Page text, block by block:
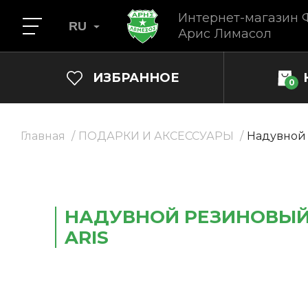
Интернет-магазин
Арис Лимасол
RU
ИЗБРАННОЕ 0
Главная ПОДАРКИ И АКСЕССУАРЫ Надувной
НАДУВНОЙ
ARIS